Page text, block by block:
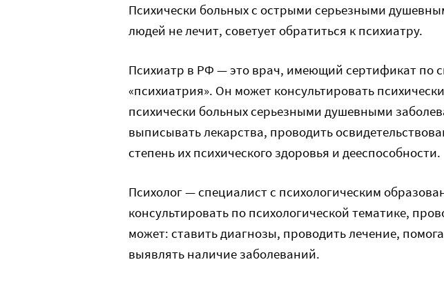
Психически больных с острыми серьезными
людей не лечит, советует обратиться к психиатру.
Психиатр в РФ — это врач, имеющий сертификат по
«психиатрия». Он может консультировать
психически больных серьезными душевными
выписывать лекарства, проводить
степень их психического здоровья и дееспособности.
Психолог — специалист с психологическим
консультировать по психологической тематике,
может: ставить диагнозы, проводить лечение,
выявлять наличие заболеваний.